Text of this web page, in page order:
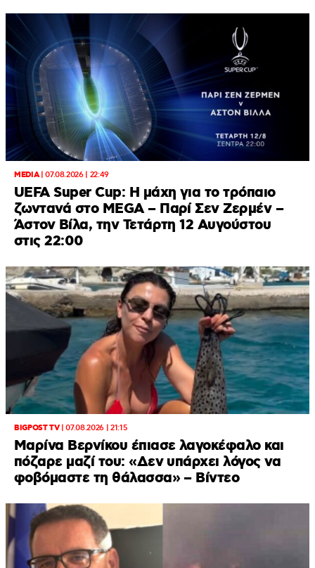
MEDIA|07.08.2026 | 22:49
UEFA Super Cup: Η μάχη για το τρόπαιο
ζωντανά στο MEGA – Παρί Σεν Ζερμέν –
Άστον Βίλα, την Τετάρτη 12 Αυγούστου
στις 22:00
BIGPOST TV|07.08.2026 | 21:15
Μαρίνα Βερνίκου έπιασε λαγοκέφαλο και
πόζαρε μαζί του: «Δεν υπάρχει λόγος να
φοβόμαστε τη θάλασσα» – Βίντεο